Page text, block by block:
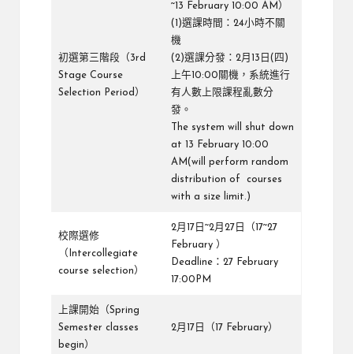
初選第三階段（3rd
Stage Course
Selection Period）
~13 February 10:00 AM）
(1)選課時間：24小時不關
機
(2)選課分發：2月13日(四)
上午10:00關機，系統進行
有人數上限課程亂數分
發。
The system will shut down
at 13 February 10:00
AM(will perform random
distribution of courses
with a size limit.)
校際選修
（Intercollegiate
course selection）
2月17日~2月27日（17~27
February ）
Deadline：27 February
17:00PM
上課開始（Spring
Semester classes
begin）
2月17日（17 February）